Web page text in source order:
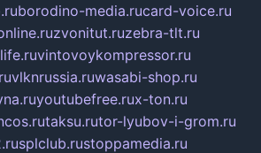
borodino-media.rucard-voice.ru
zvonitut.ruzebra-tlt.ru
vintovoykompressor.ru
vlknrussia.ruwasabi-shop.ru
youtubefree.rux-ton.ru
taksu.rutor-lyubov-i-grom.ru
splclub.rustoppamedia.ru